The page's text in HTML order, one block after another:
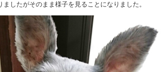
したがそのまま様子を見ることになりました。